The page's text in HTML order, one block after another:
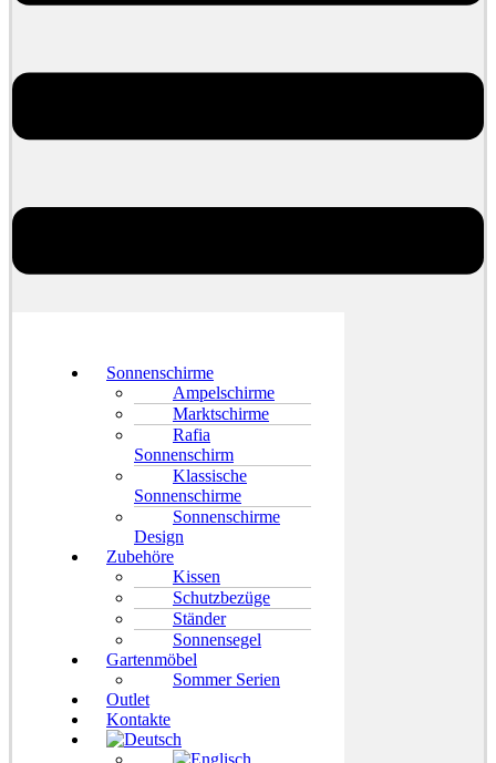
Sonnenschirme
Ampelschirme
Marktschirme
Rafia
Sonnenschirm
Klassische
Sonnenschirme
Sonnenschirme
Design
Zubehöre
Kissen
Schutzbezüge
Ständer
Sonnensegel
Gartenmöbel
Sommer Serien
Outlet
Kontakte